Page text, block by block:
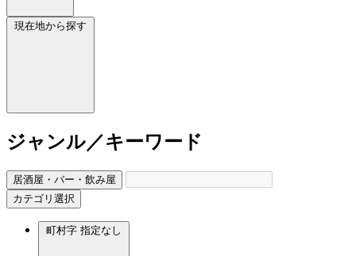
現在地から探す
ジャンル／キーワード
居酒屋・バー・飲み屋
カテゴリ選択
町村字 指定なし